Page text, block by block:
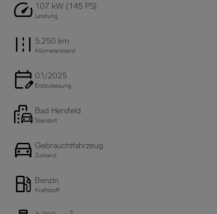
107 kW (145 PS)
Leistung
5.250 km
Kilometerstand
01/2025
Erstzulassung
Bad Hersfeld
Standort
Gebrauchtfahrzeug
Zustand
Benzin
Kraftstoff